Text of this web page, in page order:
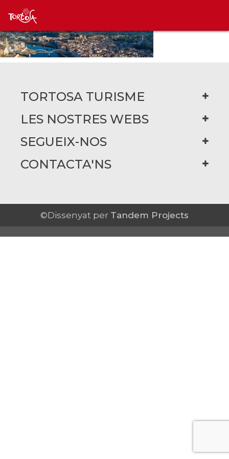
TORTOSA TURISME
LES NOSTRES WEBS
SEGUEIX-NOS
CONTACTA'NS
©Dissenyat per Tandem Projects